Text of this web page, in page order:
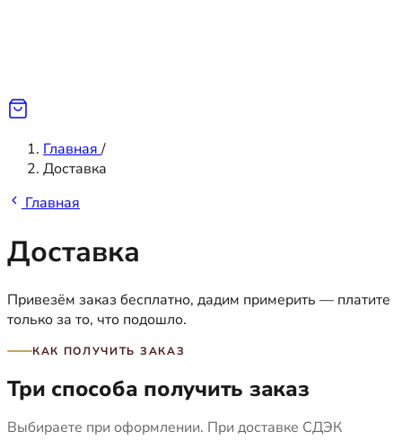
Главная /
Доставка
Главная
Доставка
Привезём заказ бесплатно, дадим примерить — платите
только за то, что подошло.
КАК ПОЛУЧИТЬ ЗАКАЗ
Три способа получить заказ
Выбираете при оформлении. При доставке СДЭК